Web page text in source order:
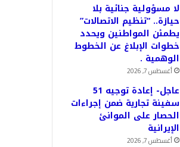
لا مسؤولية جنائية بلا
حيازة.. “تنظيم الاتصالات”
يطمئن المواطنين ويحدد
خطوات الإبلاغ عن الخطوط
الوهمية .
أغسطس 7, 2026
عاجل- إعادة توجيه 51
سفينة تجارية ضمن إجراءات
الحصار على الموانئ
الإيرانية
أغسطس 7, 2026